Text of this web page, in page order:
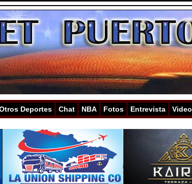
Deportes Chat NBA Fotos Entrevista Video